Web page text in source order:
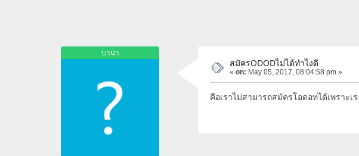
บาน่า
สมัครODODไม่ได้ทำไงดี
« on: May 05, 2017, 08:04:58 pm »
คือเราไม่สามารถสมัครโอดอทได้เพราะ